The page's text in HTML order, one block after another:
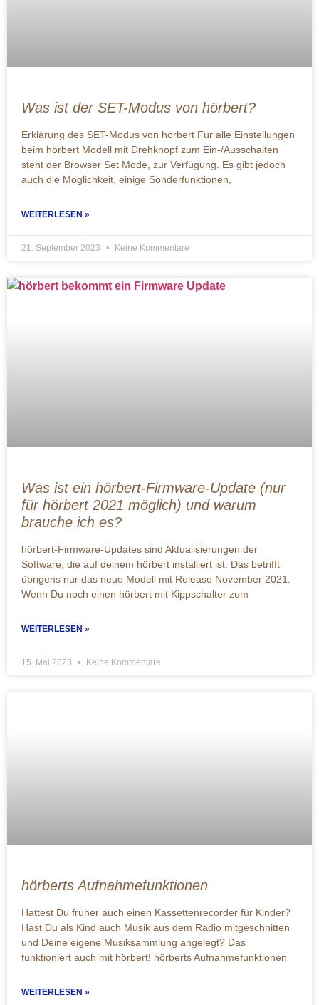
Was ist der SET-Modus von hörbert?
Erklärung des SET-Modus von hörbert Für alle Einstellungen
beim hörbert Modell mit Drehknopf zum Ein-/Ausschalten
steht der Browser Set Mode, zur Verfügung. Es gibt jedoch
auch die Möglichkeit, einige Sonderfunktionen,
WEITERLESEN »
21. September 2023 Keine Kommentare
Was ist ein hörbert-Firmware-Update (nur
für hörbert 2021 möglich) und warum
brauche ich es?
hörbert-Firmware-Updates sind Aktualisierungen der
Software, die auf deinem hörbert installiert ist. Das betrifft
übrigens nur das neue Modell mit Release November 2021.
Wenn Du noch einen hörbert mit Kippschalter zum
WEITERLESEN »
15. Mai 2023 Keine Kommentare
hörberts Aufnahmefunktionen
Hattest Du früher auch einen Kassettenrecorder für Kinder?
Hast Du als Kind auch Musik aus dem Radio mitgeschnitten
und Deine eigene Musiksammlung angelegt? Das
funktioniert auch mit hörbert! hörberts Aufnahmefunktionen
WEITERLESEN »